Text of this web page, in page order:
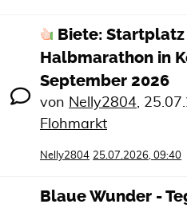
Biete:
Halbmarathon in
September 2026
von Nelly2804,
Flohmarkt
Nelly2804 25.07.2026, 09:40
Blaue Wunder -